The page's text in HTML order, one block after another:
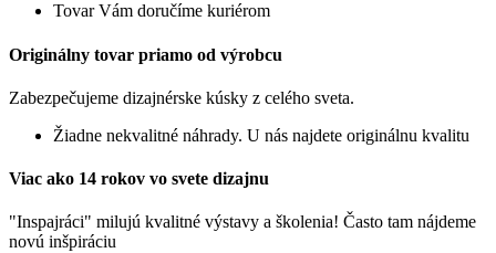
Tovar Vám doručíme kuriérom
Originálny tovar priamo od výrobcu
Zabezpečujeme dizajnérske kúsky z celého sveta.
Žiadne nekvalitné náhrady. U nás najdete originálnu kvalitu
Viac ako 14 rokov vo svete dizajnu
"Inspajráci" milujú kvalitné výstavy a školenia! Často tam nájdeme
novú inšpiráciu